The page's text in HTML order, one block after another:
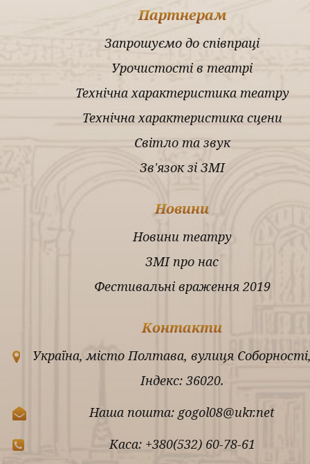
Партнерам
Запрошуємо до співпраці
Урочистості в театрі
Технічна характеристика театру
Технічна характеристика сцени
Світло та звук
Зв'язок зі ЗМІ
Новини
Новини театру
ЗМІ про нас
Фестивальні враження 2019
Контакти
Україна, місто Полтава, вулиця
Індекс: 36020.
Наша пошта: gogol08@ukr.net
Каса: +380(532) 60-78-61